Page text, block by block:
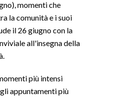
momenti che
la comunità e i suoi
il 26 giugno con la
all'insegna della
più intensi
appuntamenti più